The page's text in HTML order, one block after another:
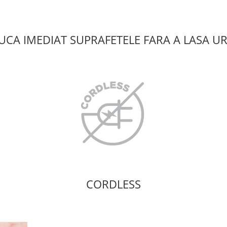
IMEDIAT SUPRAFETELE FARA A LASA
CORDLESS